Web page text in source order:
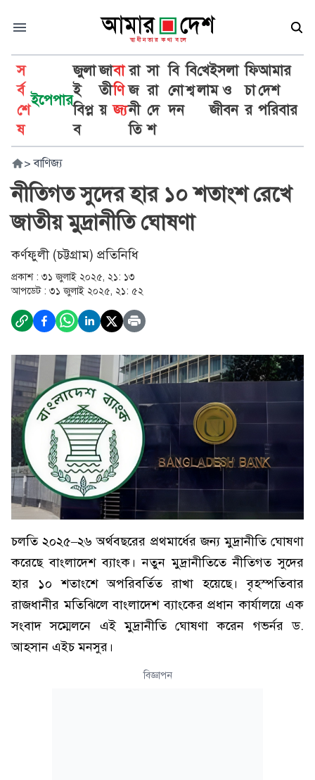
স
র্ব
শে
ষ
ইপেপার
জুলা
ই
বিপ্ল
ব
জা
তী
য়
বা
ণি
জ্য
রা
জ
নী
তি
সা
রা
দে
শ
বি
নো
দন
বি
শ্ব
খে
লা
ইসলা
ম ও
জীবন
ফি
চা
র
আমার
দেশ
পরিবার
> বাণিজ্য
নীতিগত সুদের হার ১০ শতাংশ রেখে
জাতীয় মুদ্রানীতি ঘোষণা
কর্ণফুলী (চট্টগ্রাম) প্রতিনিধি
প্রকাশ : ৩১ জুলাই ২০২৫, ২১: ১৩
আপডেট : ৩১ জুলাই ২০২৫, ২১: ৫২
চলতি ২০২৫–২৬ অর্থবছরের প্রথমার্ধের জন্য মুদ্রানীতি ঘোষণা
করেছে বাংলাদেশ ব্যাংক। নতুন মুদ্রানীতিতে নীতিগত সুদের
হার ১০ শতাংশে অপরিবর্তিত রাখা হয়েছে। বৃহস্পতিবার
রাজধানীর মতিঝিলে বাংলাদেশ ব্যাংকের প্রধান কার্যালয়ে এক
সংবাদ সম্মেলনে এই মুদ্রানীতি ঘোষণা করেন গভর্নর ড.
আহসান এইচ মনসুর।
বিজ্ঞাপন